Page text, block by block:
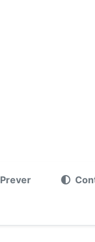
Prever